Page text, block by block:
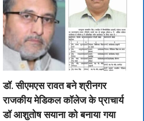
डॉ. सीएमएस रावत बने श्रीनगर
राजकीय मेडिकल कॉलेज के प्राचार्य
डॉ आशुतोष सयाना को बनाया गया